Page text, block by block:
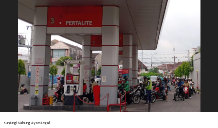
Kunjungi Sabung Ayam Legal